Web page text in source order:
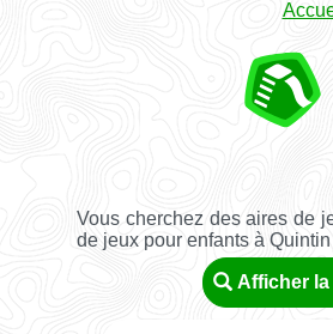
Vous cherchez des aires de
de jeux pour enfants à Quintin
Afficher la